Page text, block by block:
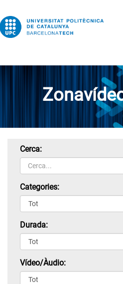
Cerca:
Categories:
Durada:
Vídeo/Àudio: